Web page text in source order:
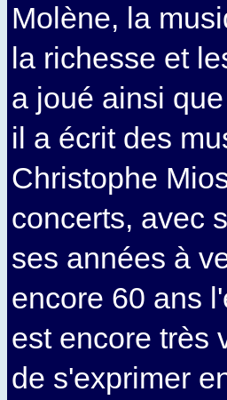
Molène, la
la richesse et
a joué ainsi
il a écrit des
Christophe
concerts, avec
ses années à
encore 60 ans
est encore très
de s'exprimer